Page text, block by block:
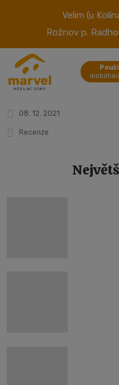
Velim (u
Rožnov p.
Mobilný
(okres
08. 12. 2021
Recenze